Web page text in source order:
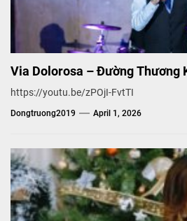
Via Dolorosa – Đường Thương
https://youtu.be/zPOjI-FvtTI
Dongtruong2019 April 1, 2026